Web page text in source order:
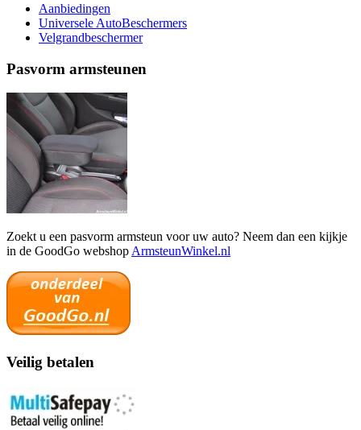
Aanbiedingen
Universele AutoBeschermers
Velgrandbeschermer
Pasvorm armsteunen
Zoekt u een pasvorm armsteun voor uw auto? Neem dan een kijkje
in de GoodGo webshop ArmsteunWinkel.nl
Veilig betalen